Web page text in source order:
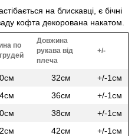
на блискавці, є бічні
кофта декорована накатом.
по
грудей
Довжина
рукава від
плеча
+/-
32см
+/-1см
36см
+/-1см
38см
+/-1см
42см
+/-1см